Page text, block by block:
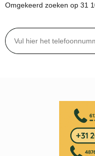
Omgekeerd zoeken op 31